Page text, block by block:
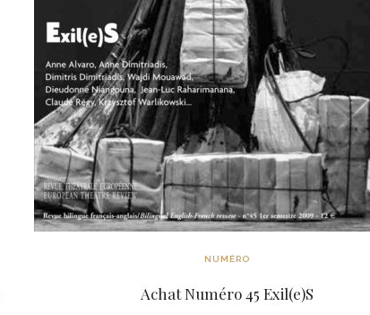
NUMÉRO
Achat Numéro 45 Exil(e)S